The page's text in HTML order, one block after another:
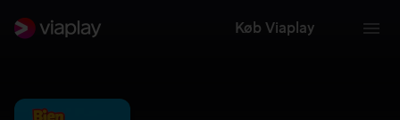
Køb Viaplay